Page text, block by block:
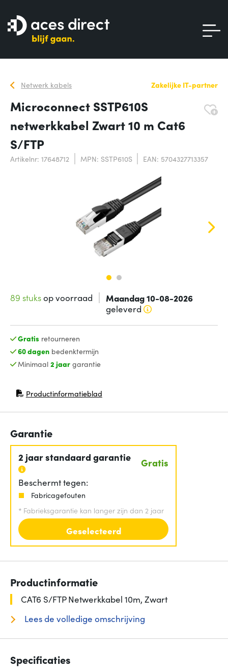
Netwerk kabels Zakelijke IT-partner
Microconnect SSTP610S
netwerkkabel Zwart 10 m Cat6
S/FTP
Artikelnr: 17648712 MPN: SSTP610S EAN: 5704327713357
89 stuksop voorraad Maandag 10-08-2026
geleverd
Gratis retourneren
60 dagenbedenktermijn
Minimaal 2 jaargarantie
Productinformatieblad
(opent in nieuw venster)
Garantie
2 jaar standaard garantie Gratis
Beschermt tegen:
Fabricagefouten
* Fabrieksgarantie kan langer zijn dan 2 jaar
Geselecteerd
Productinformatie
CAT6 S/FTP Netwerkkabel 10m, Zwart
Lees de volledige omschrijving
Specificaties